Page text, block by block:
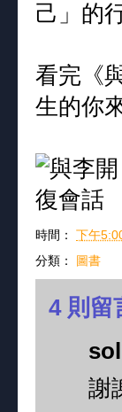
己」的
看完《
生的你
時間： 下午
分類： 圖書
4 則留
謝